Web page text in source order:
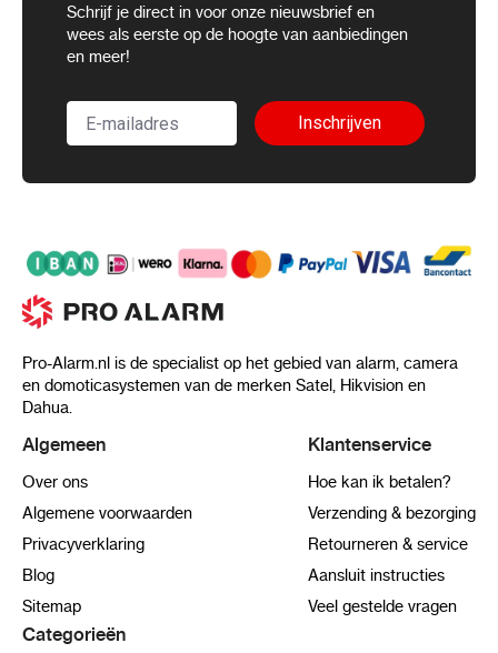
Schrijf je direct in voor onze nieuwsbrief en
wees als eerste op de hoogte van aanbiedingen
en meer!
Inschrijven
Pro-Alarm.nl is de specialist op het gebied van alarm, camera
en domoticasystemen van de merken Satel, Hikvision en
Dahua.
Algemeen
Over ons
Algemene voorwaarden
Privacyverklaring
Blog
Sitemap
Klantenservice
Hoe kan ik betalen?
Verzending & bezorging
Retourneren & service
Aansluit instructies
Veel gestelde vragen
Categorieën